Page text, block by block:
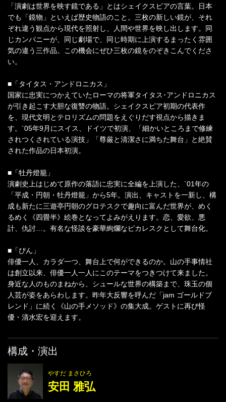
「演劇は世界を映す鏡である」とはシェイクスピアの言葉。日本
でも「鏡物」といえば歴史物語のこと。三枚の新しい鏡が、それ
ぞれ違う観点から現代を照射し、人間や世界を映し出します。同
じカンパニーが、同じ劇場で、同じ時期に上演するまったく雰囲
気の違う三作品。この機会にぜひ三枚の鏡をのぞきこんでくださ
い。
■「タイタス・アンドロニカス」
国家に忠実につかえていたローマの将軍タイタス･アンドロニカス
が引き起こす大胆な復讐の物語。シェイクスピア初期の代表作
を、現代文明とテロリズムの問題をえぐりだす視点から描きま
す。`05年9月にスイス、ドイツで初演、「細かいところまで修練
されつくされている演技」「尊厳と清潔さに満ちた舞台」と絶賛
された作品の日本初演。
■「牡丹燈籠」
演劇史上はじめて原作の落語に忠実に全編を上演した、`01年の
「平成・円朝・牡丹燈籠」から5年。演出、キャストを一新し、構
成も新たに三遊亭円朝のグロテスクで趣向に富んだ世界が、めく
るめく《四畳半》絵巻となってよみがえります。恋、愛欲、悪
計、仇討…。有名な怪談を豪華絢爛なピカレスクとして舞台化。
■「ぴん」
俳優一人、カラダ一つ、舞台上で何ができるのか。山の手事情社
は創立以来、俳優一人一人にこのテーマをつきつけて来ました。
身近な人のものまねから、シュールな世界の構築まで、珠玉の個
人芸が姿をあらわします。昨年大反響を呼んだ「jam ゴールドブ
レンド」に続く《山の手メソッド》の集大成。ゲストに再び怪
優・清水宏を迎えます。
構成・演出
やすだ まさひろ
安田 雅弘